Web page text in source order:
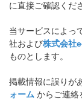
に直接ご確認くだ
当サービスによっ
社および株式会社
ものとします。
掲載情報に誤りが
ォーム からご連絡